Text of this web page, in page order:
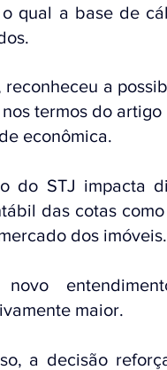
qual a base de
reconheceu a
termos do
econômica.
do STJ impacta
das cotas
dos imóveis.
maior.
a decisão